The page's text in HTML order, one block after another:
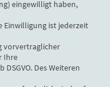
eingewilligt haben,
Einwilligung ist jederzeit
vorvertraglicher
Ihre
Des Weiteren